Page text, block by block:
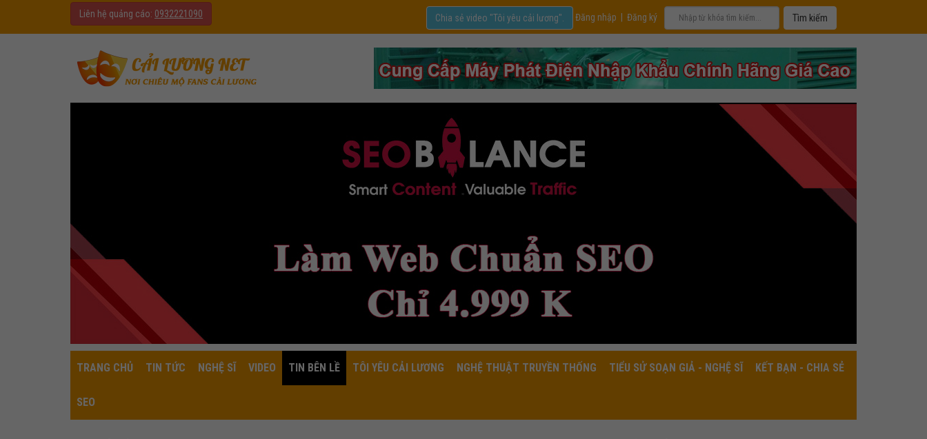
Liên hệ quảng cáo: 0932221090 Đăng nhập Đăng ký
Chia sẻ video "Tôi yêu cải lương".
TRANG CHỦ TIN TỨC NGHỆ SĨ VIDEO TIN BÊN LỀ TÔI YÊU CẢI LƯƠNG NGHỆ THUẬT TRUYỀN THỐNG TIỂU SỬ SOẠN GIẢ - NGHỆ SĨ KẾT BẠN - CHIA SẺ
SEO